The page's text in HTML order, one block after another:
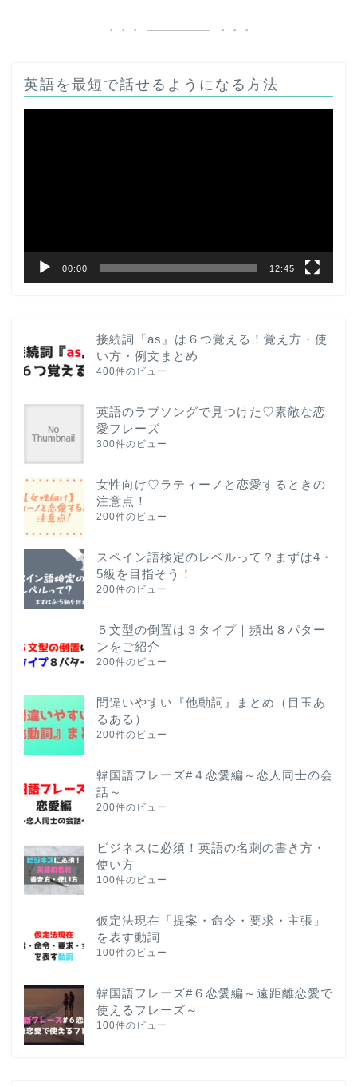
英語を最短で話せるようになる方法
00:00 12:45
接続詞『as』は６つ覚える！覚え方・使
い方・例文まとめ
400件のビュー
英語のラブソングで見つけた♡素敵な恋
愛フレーズ
300件のビュー
女性向け♡ラティーノと恋愛するときの
注意点！
200件のビュー
スペイン語検定のレベルって？まずは4・
5級を目指そう！
200件のビュー
５文型の倒置は３タイプ｜頻出８パター
ンをご紹介
200件のビュー
間違いやすい『他動詞』まとめ（目玉あ
るある）
200件のビュー
韓国語フレーズ#４恋愛編～恋人同士の会
話～
200件のビュー
ビジネスに必須！英語の名刺の書き方・
使い方
100件のビュー
仮定法現在「提案・命令・要求・主張」
を表す動詞
100件のビュー
韓国語フレーズ#６恋愛編～遠距離恋愛で
使えるフレーズ～
100件のビュー